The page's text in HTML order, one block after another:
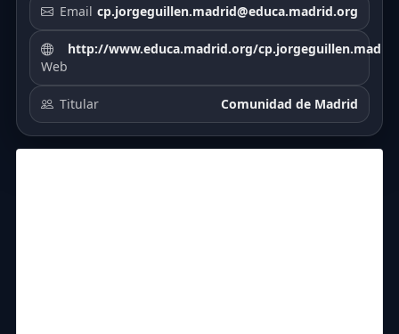
Email cp.jorgeguillen.madrid@educa.madrid.org
Web
http://www.educa.madrid.org/cp.jorgeguillen.madrid
Titular Comunidad de Madrid